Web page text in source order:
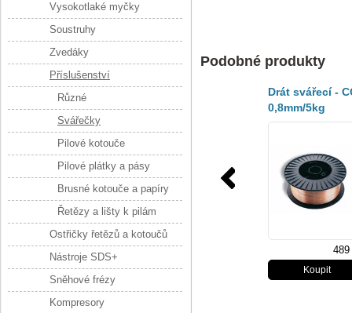
Podobné produkty
Drát svářecí -
0,8mm/5kg
Vysokotlaké myčky
Soustruhy
Zvedáky
Příslušenství
Různé
Svářečky
Pilové kotouče
Pilové plátky a pásy
Brusné kotouče a papíry
Řetězy a lišty k pilám
Ostřičky řetězů a kotoučů
Nástroje SDS+
Sněhové frézy
Kompresory